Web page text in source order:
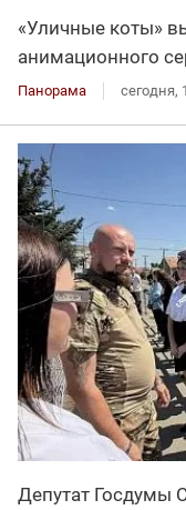
«Уличные коты»
анимационного
Панорама сегодня,
Депутат Госдумы